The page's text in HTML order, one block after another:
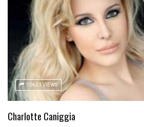
10633 VIEWS
Charlotte Caniggia